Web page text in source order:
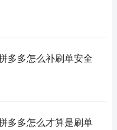
多多怎么补刷单安全
多多怎么才算是刷单